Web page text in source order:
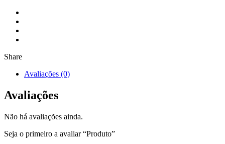
Share
Avaliações (0)
Avaliações
Não há avaliações ainda.
Seja o primeiro a avaliar “Produto”